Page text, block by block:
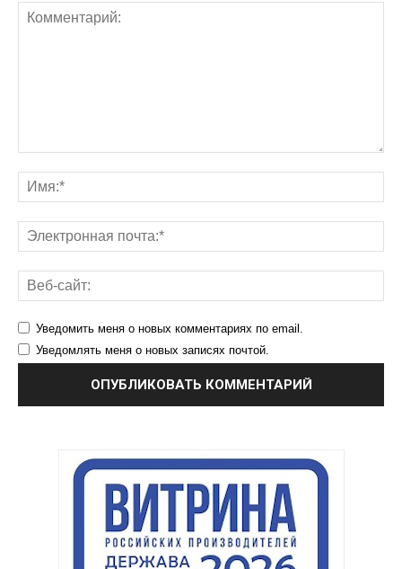
Уведомить меня о новых комментариях по email.
Уведомлять меня о новых записях почтой.